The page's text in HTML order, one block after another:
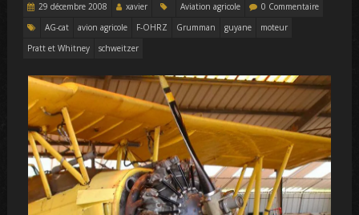
29 décembre 2008 xavier Aviation agricole
0 Commentaire
AG-cat
avion agricole F-OHRZ Grumman guyane
moteur
Pratt et Whitney
schweitzer